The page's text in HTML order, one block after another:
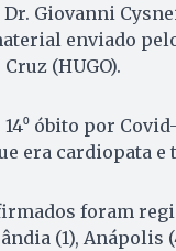
Dr. Giovanni
enviado
(HUGO).
14⁰ óbito por
era cardiopata
foram
(1), Anápolis